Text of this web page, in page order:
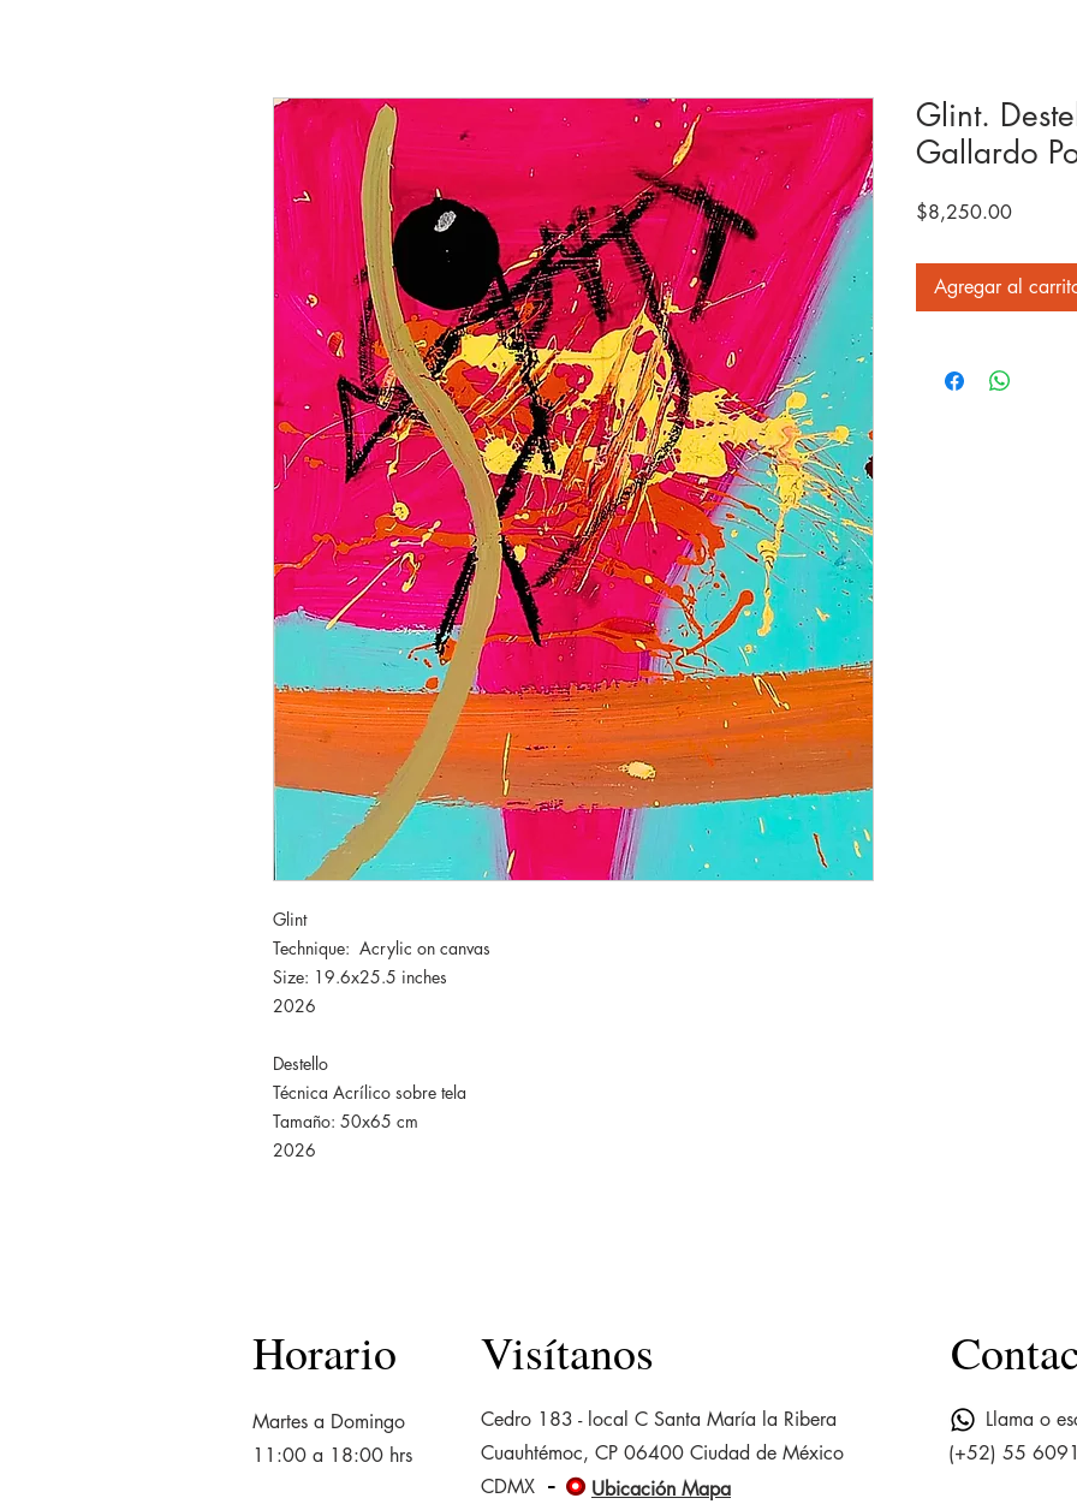
Glint
Technique: Acrylic on canvas
Size: 19.6x25.5 inches
2026
Destello
Técnica Acrílico sobre tela
Tamaño: 50x65 cm
2026
Glint.
Gallardo
$8,250.00Precio
Agregar al
Horario Visítanos
Martes a Domingo
11:00 a 18:00 hrs
Cedro 183 - local C Santa María la Ribera
Cuauhtémoc, CP 06400 Ciudad de México
CDMX - o Ubicación Mapa
o
Llama o
(+52) 55